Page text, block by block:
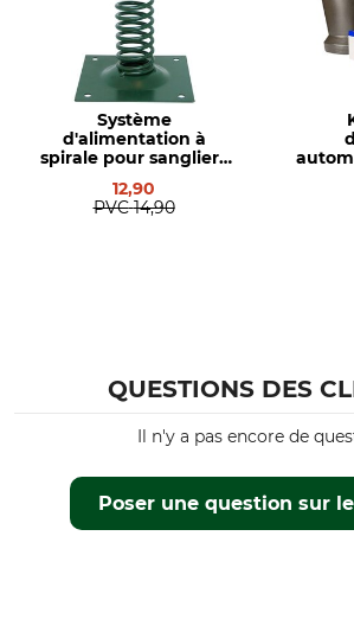
Système
d'alimentation à
spirale pour sangliers
12,90
PVC 14,90
QUESTIONS DES
Poser une question sur
Il n'y a pas encore de